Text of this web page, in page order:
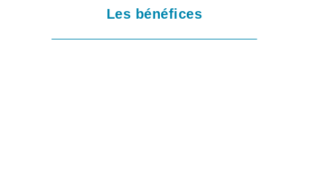
Les bénéfices